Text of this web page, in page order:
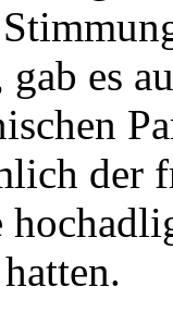
gab es
der